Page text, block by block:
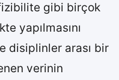
gibi birçok
yapılmasını
disiplinler arası bir
verinin